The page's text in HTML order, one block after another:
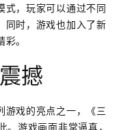
式，玩家可以通过不同
同时，游戏也加入了新
。
撼
游戏的亮点之一，《三
游戏画面非常逼真，